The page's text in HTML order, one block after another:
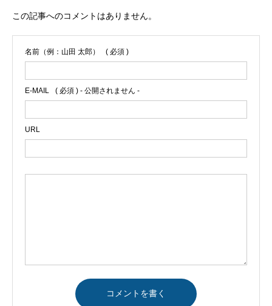
この記事へのコメントはありません。
名前（例：山田 太郎） ( 必須 )
E-MAIL ( 必須 ) - 公開されません -
URL